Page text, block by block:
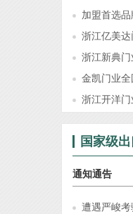
加盟首选
浙江亿美达
浙江新典
金凯门业
浙江开洋
国家级
通知通告
遭遇严峻